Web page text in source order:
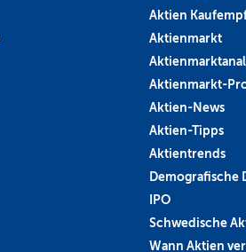
Aktien
Aktienmarkt
Aktienmarkt-
Aktien-News
Aktien-Tipps
Aktientrends
Demografische
IPO
Schwedische
Wann Aktien